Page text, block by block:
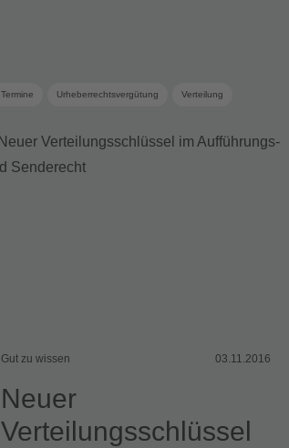
Termine Urheberrechtsvergütung Verteilung
Gut zu wissen 03.11.2016
Neuer
Verteilungsschlüssel